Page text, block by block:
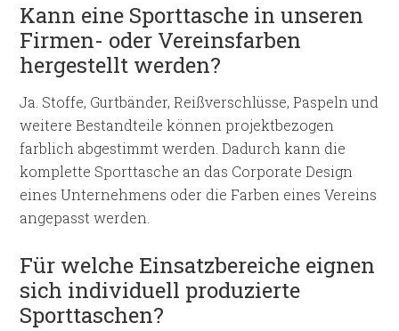
Kann eine Sporttasche in unseren
Firmen- oder Vereinsfarben
hergestellt werden?
Ja. Stoffe, Gurtbänder, Reißverschlüsse, Paspeln und
weitere Bestandteile können projektbezogen
farblich abgestimmt werden. Dadurch kann die
komplette Sporttasche an das Corporate Design
eines Unternehmens oder die Farben eines Vereins
angepasst werden.
Für welche Einsatzbereiche eignen
sich individuell produzierte
Sporttaschen?